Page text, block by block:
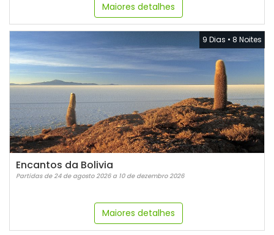
Maiores detalhes
9 Dias • 8 Noites
Encantos da Bolivia
Partidas de 24 de agosto 2026 a 10 de dezembro 2026
Maiores detalhes